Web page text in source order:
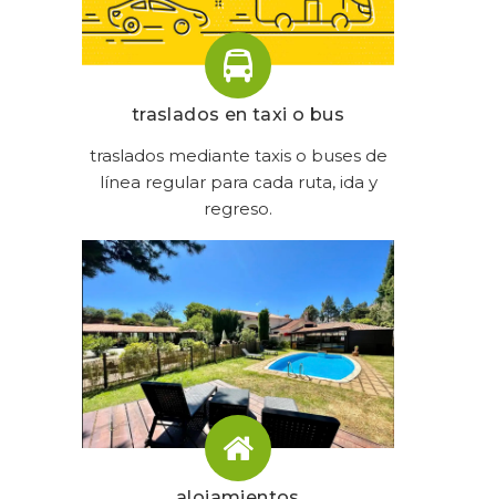
traslados en taxi o bus
traslados mediante taxis o buses de
línea regular para cada ruta, ida y
regreso.